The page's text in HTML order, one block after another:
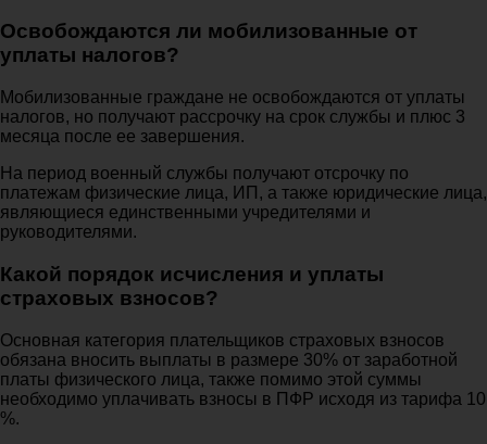
Освобождаются ли мобилизованные от
уплаты налогов?
Мобилизованные граждане не освобождаются от уплаты
налогов, но получают рассрочку на срок службы и плюс 3
месяца после ее завершения.
На период военный службы получают отсрочку по
платежам физические лица, ИП, а также юридические лица,
являющиеся единственными учредителями и
руководителями.
Какой порядок исчисления и уплаты
страховых взносов?
Основная категория плательщиков страховых взносов
обязана вносить выплаты в размере 30% от заработной
платы физического лица, также помимо этой суммы
необходимо уплачивать взносы в ПФР исходя из тарифа 10
%.